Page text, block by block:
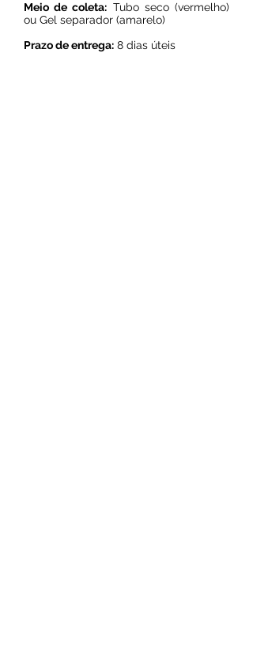
Meio de coleta: Tubo seco (vermelho)
ou Gel separador (amarelo)
Prazo de entrega: 8 dias úteis